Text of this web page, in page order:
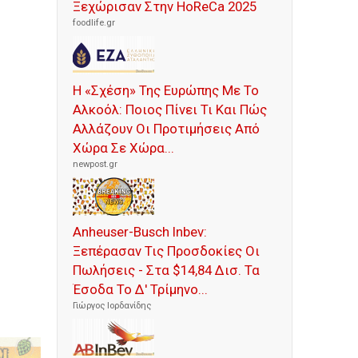
Ξεχώρισαν Στην HoReCa 2025
foodlife.gr
Η «Σχέση» Της Ευρώπης Με Το
Αλκοόλ: Ποιος Πίνει Τι Και Πώς
Αλλάζουν Οι Προτιμήσεις Από
Χώρα Σε Χώρα...
newpost.gr
Anheuser-Busch Inbev:
Ξεπέρασαν Τις Προσδοκίες Οι
Πωλήσεις - Στα $14,84 Δισ. Τα
Έσοδα Το Δ' Τρίμηνο...
Γιώργος Ιορδανίδης